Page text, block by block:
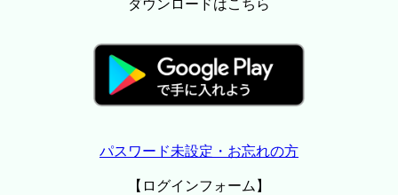
ダウンロードはこちら
パスワード未設定・お忘れの方
【ログインフォーム】